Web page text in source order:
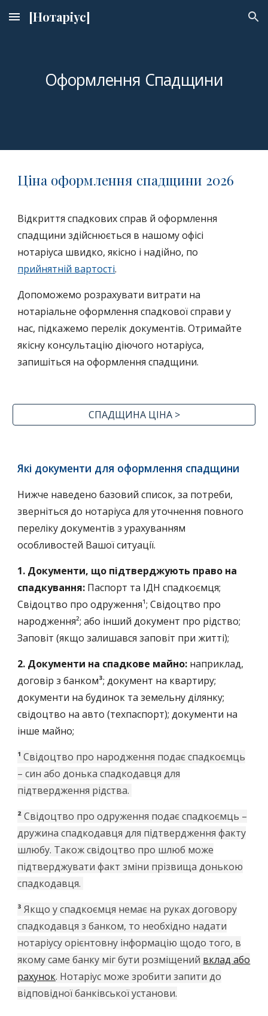
Skip to main content Skip to navigation
[Нотаріус]
Оформлення Спадщини
Ціна оформлення спадщини 2026
Відкриття спадковихсправ й оформлення
спадщини здійснюється в нашомуофісі
нотаріуса швидко,якісно і надійно, по
прийнятній вартості.
Допоможемо розрахувати витрати на
нотаріальне оформлення спадкової справи у
нас, підкажемо перелік документів. Отримайте
якісну консультацію діючого нотаріуса,
запишіться на оформлення спадщини.
СПАДЩИНА ЦІНА >
Які документи для оформлення спадщини
Нижче наведено базовий список, за потреби,
зверніться до нотаріуса для уточнення повного
переліку документів з урахуванням
особливостей Вашої ситуації.
1. Документи, що підтверджують право на
спадкування: Паспорт та ІДН спадкоємця;
Свідоцтво про одруження¹; Свідоцтво про
народження²; або інший документ про рідство;
Заповіт (якщо залишався заповіт при житті);
2. Документи на спадкове майно: наприклад,
договір з банком³; документ на квартиру;
документи на будинок та земельну ділянку;
свідоцтво на авто (техпаспорт); документи на
інше майно;
¹Свідоцтво про народження подає спадкоємць
– син або донька спадкодавця для
підтвердження рідства.
²Свідоцтво про одруження подає спадкоємць –
дружина спадкодавця для підтвердження факту
шлюбу. Також свідоцтво про шлюб може
підтверджувати факт зміни прізвища донькою
спадкодавця.
³Якщо у спадкоємця немає на руках договору
спадкодавця з банком, то необхідно надати
нотаріусу орієнтовну інформацію щодо того, в
якому саме банку міг бути розміщений вклад або
рахунок. Нотаріус може зробити запити до
відповідної банківської установи.